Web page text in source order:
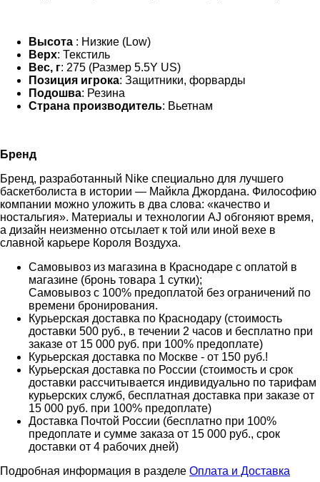
Высота : Низкие (Low)
Верх: Текстиль
Вес, г: 275 (Размер 5.5Y US)
Позиция игрока: Защитники, форварды
Подошва: Резина
Страна производитель: Вьетнам
Бренд
Бренд, разработанный Nike специально для лучшего
баскетболиста в истории — Майкла Джордана. Философию
компании можно уложить в два слова: «качество и
ностальгия». Материалы и технологии AJ обгоняют время,
а дизайн неизменно отсылает к той или иной вехе в
славной карьере Короля Воздуха.
Самовывоз из магазина в Краснодаре с оплатой в
магазине (бронь товара 1 сутки);
Самовывоз с 100% предоплатой без ограничений по
времени бронирования.
Курьерская доставка по Краснодару (стоимость
доставки 500 руб., в течении 2 часов и бесплатно при
заказе от 15 000 руб. при 100% предоплате)
Курьерская доставка по Москве - от 150 руб.!
Курьерская доставка по России (стоимость и срок
доставки рассчитывается индивидуально по тарифам
курьерских служб, бесплатная доставка при заказе от
15 000 руб. при 100% предоплате)
Доставка Почтой России (бесплатно при 100%
предоплате и сумме заказа от 15 000 руб., срок
доставки от 4 рабочих дней)
Подробная информация в разделе Оплата и Доставка